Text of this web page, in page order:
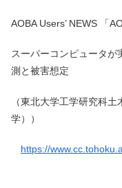
AOBA Users’ NEWS 「
スーパーコンピュータ
測と被害想定
（東北大学工学研究
学））
https://